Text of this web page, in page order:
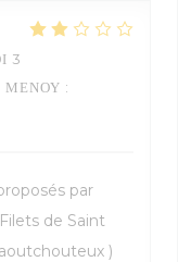
3
ΜΕΝΟΎ :
par
de Saint
)